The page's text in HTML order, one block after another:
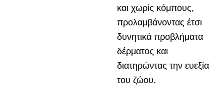
και χωρίς κόμπους,
προλαμβάνοντας έτσι
δυνητικά προβλήματα
δέρματος και
διατηρώντας την ευεξία
του ζώου.